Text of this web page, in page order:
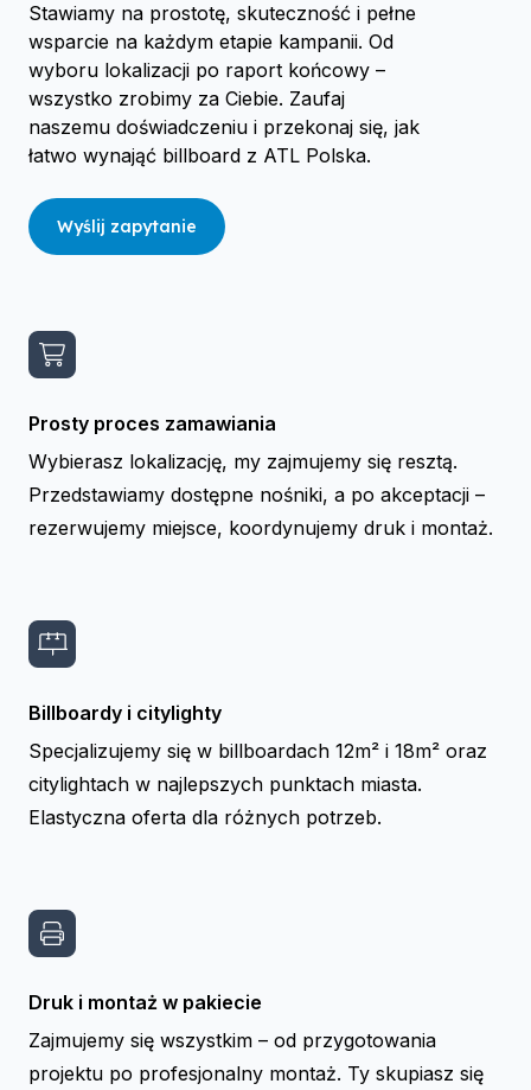
Stawiamy na prostotę, skuteczność i pełne
wsparcie na każdym etapie kampanii. Od
wyboru lokalizacji po raport końcowy –
wszystko zrobimy za Ciebie. Zaufaj
naszemu doświadczeniu i przekonaj się, jak
łatwo wynająć billboard z ATL Polska.
Wyślij zapytanie
Prosty proces zamawiania
Wybierasz lokalizację, my zajmujemy się resztą.
Przedstawiamy dostępne nośniki, a po akceptacji –
rezerwujemy miejsce, koordynujemy druk i montaż.
Billboardy i citylighty
Specjalizujemy się w billboardach 12m² i 18m² oraz
citylightach w najlepszych punktach miasta.
Elastyczna oferta dla różnych potrzeb.
Druk i montaż w pakiecie
Zajmujemy się wszystkim – od przygotowania
projektu po profesjonalny montaż. Ty skupiasz się